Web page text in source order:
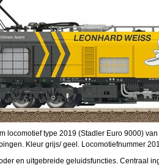
locomotief type 2019 (Stadler Euro 9000)
Kleur grijs/ geel. Locomotiefnummer
en uitgebreide geluidsfuncties. Centraal